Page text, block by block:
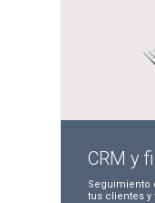
CRM y
Seguimiento
tus clientesy